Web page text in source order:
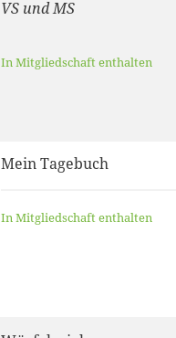
VS und MS
In Mitgliedschaft enthalten
Mein Tagebuch
In Mitgliedschaft enthalten